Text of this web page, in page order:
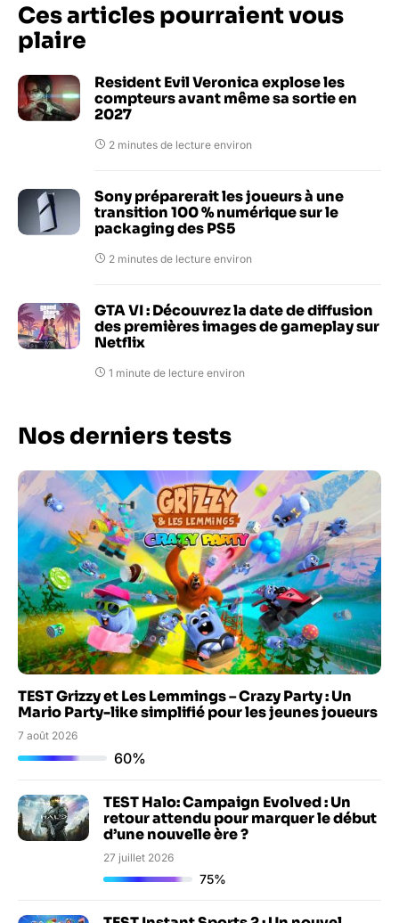
Ces articles pourraient vous
plaire
Resident Evil Veronica explose les
compteurs avant même sa sortie en
2027
2 minutes de lecture environ
Sony préparerait les joueurs à une
transition 100 % numérique sur le
packaging des PS5
2 minutes de lecture environ
GTA VI : Découvrez la date de diffusion
des premières images de gameplay sur
Netflix
1 minute de lecture environ
Nos derniers tests
TEST Grizzy et Les Lemmings – Crazy Party : Un
Mario Party-like simplifié pour les jeunes joueurs
7 août 2026
60%
TEST Halo: Campaign Evolved : Un
retour attendu pour marquer le début
d’une nouvelle ère ?
27 juillet 2026
75%